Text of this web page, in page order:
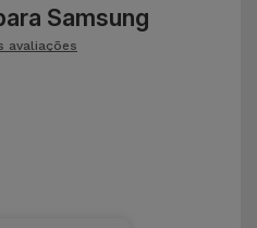
Samsung
avaliações